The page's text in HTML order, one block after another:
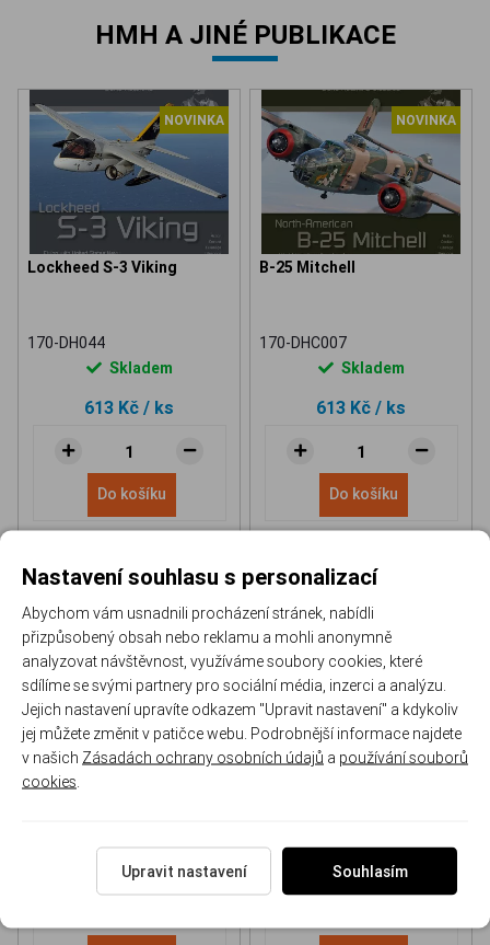
HMH A JINÉ PUBLIKACE
NOVINKA
Lockheed S-3 Viking
170-DH044
Skladem
613 Kč / ks
Do košíku
NOVINKA
B-25 Mitchell
170-DHC007
Skladem
613 Kč / ks
Do košíku
NH 90 helicopter Book
613 Kč/ ks
P-51D Mustang Book
565 Kč/ ks
Nastavení souhlasu s personalizací
Abychom vám usnadnili procházení stránek, nabídli
přizpůsobený obsah nebo reklamu a mohli anonymně
analyzovat návštěvnost, využíváme soubory cookies, které
sdílíme se svými partnery pro sociální média, inzerci a analýzu.
Jejich nastavení upravíte odkazem "Upravit nastavení" a kdykoliv
jej můžete změnit v patičce webu. Podrobnější informace najdete
v našich Zásadách ochrany osobních údajů a používání souborů
cookies
Upravit nastavení Souhlasím